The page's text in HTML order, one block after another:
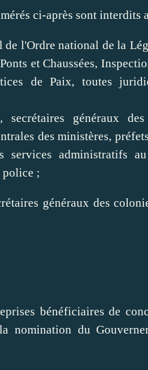
ci-après sont interdits
de l'Ordre national de la
et Chaussées,
de Paix, toutes
généraux des
des ministères,
services administratifs
police ;
généraux des
bénéficiaires de
nomination du